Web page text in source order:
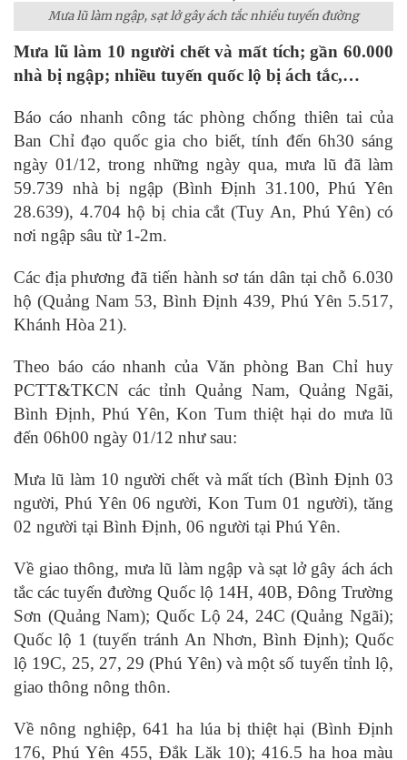
Mưa lũ làm ngập, sạt lở gây ách tắc nhiều tuyến đường
Mưa lũ làm 10 người chết và mất tích; gần 60.000
nhà bị ngập; nhiều tuyến quốc lộ bị ách tắc,…
Báo cáo nhanh công tác phòng chống thiên tai của
Ban Chỉ đạo quốc gia cho biết, tính đến 6h30 sáng
ngày 01/12, trong những ngày qua, mưa lũ đã làm
59.739 nhà bị ngập (Bình Định 31.100, Phú Yên
28.639), 4.704 hộ bị chia cắt (Tuy An, Phú Yên) có
nơi ngập sâu từ 1-2m.
Các địa phương đã tiến hành sơ tán dân tại chỗ 6.030
hộ (Quảng Nam 53, Bình Định 439, Phú Yên 5.517,
Khánh Hòa 21).
Theo báo cáo nhanh của Văn phòng Ban Chỉ huy
PCTT&TKCN các tỉnh Quảng Nam, Quảng Ngãi,
Bình Định, Phú Yên, Kon Tum thiệt hại do mưa lũ
đến 06h00 ngày 01/12 như sau:
Mưa lũ làm 10 người chết và mất tích (Bình Định 03
người, Phú Yên 06 người, Kon Tum 01 người), tăng
02 người tại Bình Định, 06 người tại Phú Yên.
Về giao thông, mưa lũ làm ngập và sạt lở gây ách ách
tắc các tuyến đường Quốc lộ 14H, 40B, Đông Trường
Sơn (Quảng Nam); Quốc Lộ 24, 24C (Quảng Ngãi);
Quốc lộ 1 (tuyến tránh An Nhơn, Bình Định); Quốc
lộ 19C, 25, 27, 29 (Phú Yên) và một số tuyến tỉnh lộ,
giao thông nông thôn.
Về nông nghiệp, 641 ha lúa bị thiệt hại (Bình Định
176, Phú Yên 455, Đắk Lăk 10); 416.5 ha hoa màu